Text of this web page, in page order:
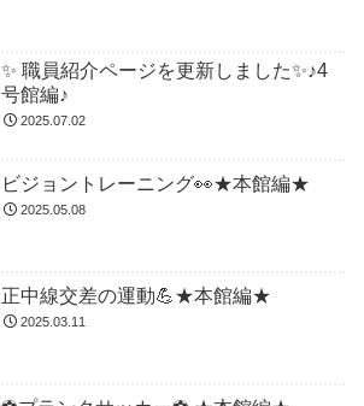
✨ 職員紹介ページを更新しました✨♪4
号館編♪
2025.07.02
ビジョントレーニング👀★本館編★
2025.05.08
正中線交差の運動💪★本館編★
2025.03.11